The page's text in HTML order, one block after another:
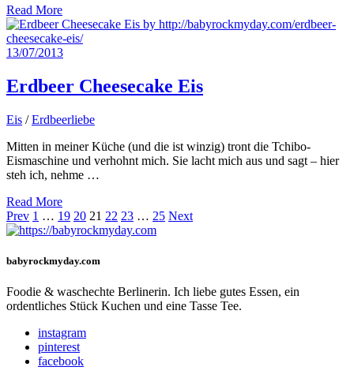
Read More
13/07/2013
Erdbeer Cheesecake Eis
Eis /Erdbeerliebe
Mitten in meiner Küche (und die ist winzig) tront die Tchibo-
Eismaschine und verhohnt mich. Sie lacht mich aus und sagt – hier
steh ich, nehme …
Read More
Posts
navigation
Prev 1 … 19 20 21 22 23 … 25 Next
babyrockmyday.com
Foodie & waschechte Berlinerin. Ich liebe gutes Essen, ein
ordentliches Stück Kuchen und eine Tasse Tee.
instagram
pinterest
facebook